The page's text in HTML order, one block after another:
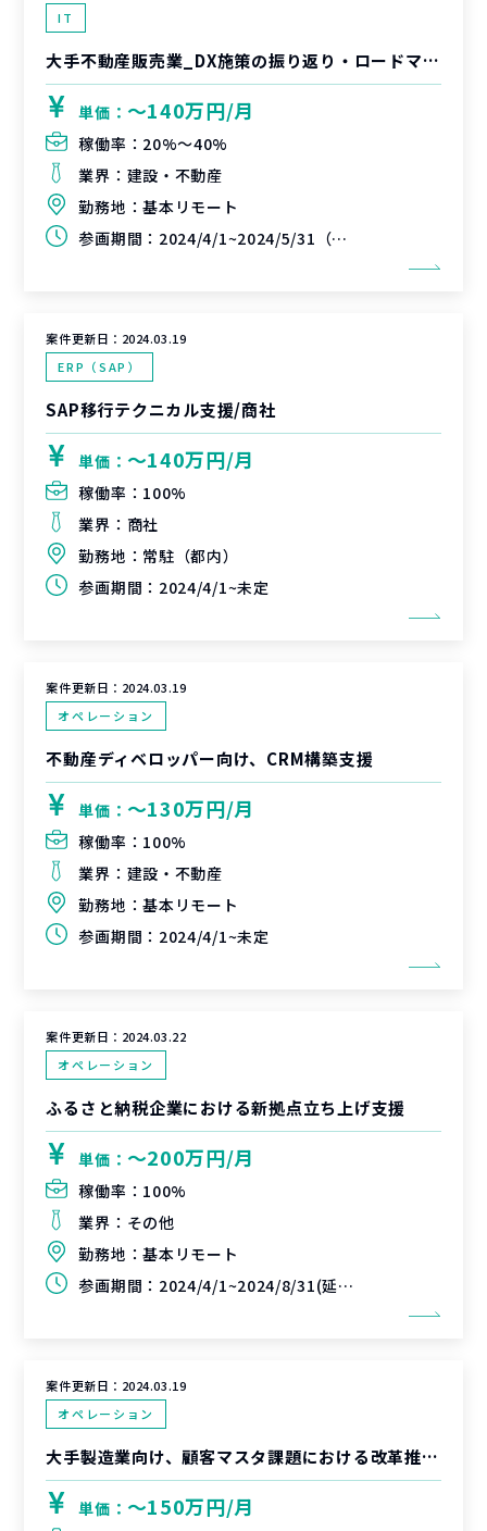
IT
大手不動産販売業_DX施策の振り返り・ロードマップ策定支援
単価： 〜140万円/月
稼働率： 20%〜40%
業界： 建設・不動産
勤務地：基本リモート
参画期間： 2024/4/1~2024/5/31（延長可能性有）
案件更新日： 2024.03.19
ERP（SAP）
SAP移行テクニカル支援/商社
単価： 〜140万円/月
稼働率： 100%
業界： 商社
勤務地： 常駐（都内）
参画期間： 2024/4/1~未定
案件更新日： 2024.03.19
オペレーション
不動産ディベロッパー向け、CRM構築支援
単価： 〜130万円/月
稼働率： 100%
業界： 建設・不動産
勤務地：基本リモート
参画期間： 2024/4/1~未定
案件更新日： 2024.03.22
オペレーション
ふるさと納税企業における新拠点立ち上げ支援
単価： 〜200万円/月
稼働率： 100%
業界： その他
勤務地：基本リモート
参画期間： 2024/4/1~2024/8/31(延長可能性有)
案件更新日： 2024.03.19
オペレーション
大手製造業向け、顧客マスタ課題における改革推進支援
単価： 〜150万円/月